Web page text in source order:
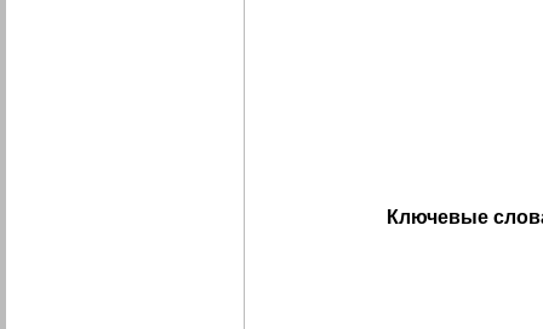
Ключевые